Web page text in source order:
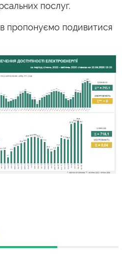
послуг.
пропонуємо подивитися